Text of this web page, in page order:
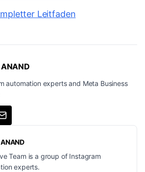
Leitfaden
automation experts and Meta Business
Team is a group of Instagram
experts.